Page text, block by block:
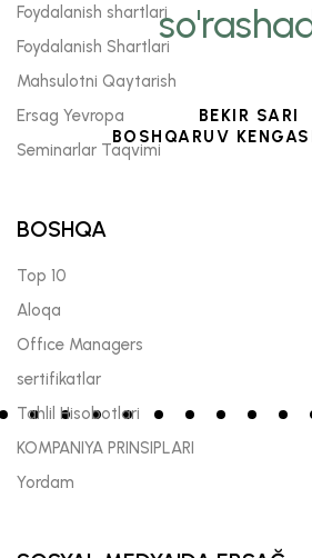
BEKIR SARI
BOSHQARUV
Foydalanish shartlari
Foydalanish Shartlari
Mahsulotni Qaytarish
Ersag Yevropa
Seminarlar Taqvimi
BOSHQA
Top 10
Aloqa
Offıce Managers
sertifikatlar
Tahlil Hisobotlari
KOMPANIYA PRINSIPLARI
Yordam